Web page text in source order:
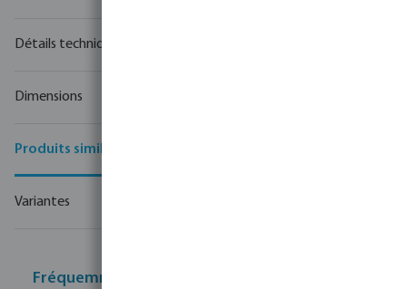
Détails techniques
Dimensions
Produits similaires
Variantes
Fréquemment achetés ensemble